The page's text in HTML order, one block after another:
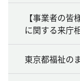
【事業者の
に関する来庁
東京都福祉の